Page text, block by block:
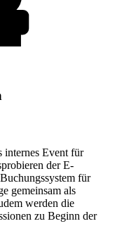
internes Event für
der E-
für
gemeinsam als
werden die
zu Beginn der